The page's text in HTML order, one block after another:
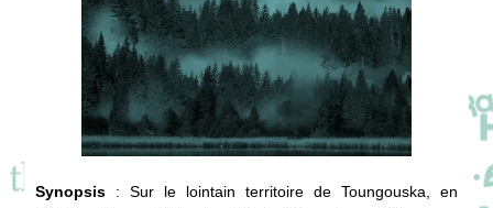
Synopsis : Sur le lointain territoire de Toungouska, en